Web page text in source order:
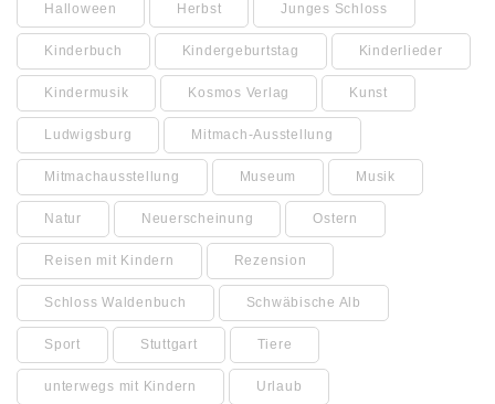
Halloween Herbst Junges Schloss
Kinderbuch Kindergeburtstag Kinderlieder
Kindermusik Kosmos Verlag Kunst
Ludwigsburg Mitmach-Ausstellung
Mitmachausstellung Museum Musik
Natur Neuerscheinung Ostern
Reisen mit Kindern Rezension
Schloss Waldenbuch Schwäbische Alb
Sport Stuttgart Tiere
unterwegs mit Kindern Urlaub